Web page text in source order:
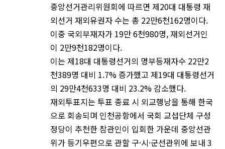
중앙선거관리위원회에 따르면 제20대 대통령 재
외선거 재외유권자 수는 총 22만6천162명이다.
이중 국외부재자가 19만 6천980명, 재외선거인
이 2만9천182명이다.
이는 제18대 대통령선거의 명부등재자수 22만2
천389명 대비 1.7% 증가했고 제19대 대통령선거
의 29만4천633명 대비 23.2% 감소했다.
재외투표지는 투표 종료 시 외교행낭을 통해 한국
으로 회송되며 인천공항에서 국회 교섭단체 구성
정당이 추천한 참관인이 입회한 가운데 중앙선관
위가 등기우편으로 관할 구·시·군선관위에 보내 3